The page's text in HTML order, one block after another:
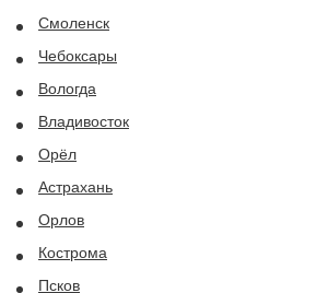
Смоленск
Чебоксары
Вологда
Владивосток
Орёл
Астрахань
Орлов
Кострома
Псков